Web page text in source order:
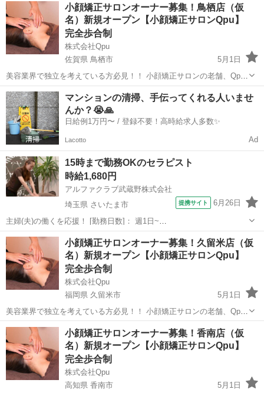
ュープ」ってどんなサロン？ 🌟 Qpuは2012年に東京の六本木で第1号
店をオープ...
小顔矯正サロンオーナー募集！鳥栖店（仮
名）新規オープン【小顔矯正サロンQpu】
完全歩合制
株式会社Qpu
佐賀県 鳥栖市
5月1日
美容業界で独立を考えている方必見！！ 小顔矯正サロンの老舗、Qpu
のオーナーとして、新しいキャリアをスタートしませんか？？ 🌟 「キ
ュープ」ってどんなサロン？ 🌟 Qpuは2012年に東京の六本木で第1号
店をオープ...
佐賀 鳥栖市 リモート
マンションの清掃、手伝ってくれる人いませ
んか？😭🙏
日給例1万円〜 / 登録不要！高時給求人多数✨
Lacotto Ad
15時まで勤務OKのセラピスト
時給1,680円
アルファクラブ武蔵野株式会社
埼玉県 さいたま市
提携サイト 6月26日
主婦(夫)の働くを応援！ [勤務日数]： 週1日~
10:00~15:00/13:00~16:00/15:00~20:00/10:00~19:00/19:00~23:00 月/
火/水/木/金/土/日 などから選べます [...
埼玉 さいたま市 セラピスト
小顔矯正サロンオーナー募集！久留米店（仮
名）新規オープン【小顔矯正サロンQpu】
完全歩合制
株式会社Qpu
福岡県 久留米市
5月1日
美容業界で独立を考えている方必見！！ 小顔矯正サロンの老舗、Qpu
のオーナーとして、新しいキャリアをスタートしませんか？？ 🌟 「キ
ュープ」ってどんなサロン？ 🌟 Qpuは2012年に東京の六本木で第1号
店をオープ...
福岡 久留米市 セラピスト
小顔矯正サロンオーナー募集！香南店（仮
名）新規オープン【小顔矯正サロンQpu】
完全歩合制
株式会社Qpu
高知県 香南市
5月1日